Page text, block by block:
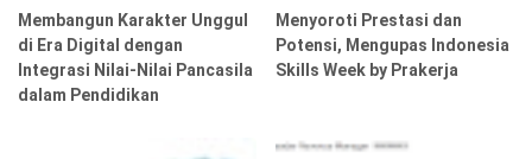
Membangun Karakter Unggul
di Era Digital dengan
Integrasi Nilai-Nilai Pancasila
dalam Pendidikan
Menyoroti Prestasi dan
Potensi, Mengupas Indonesia
Skills Week by Prakerja